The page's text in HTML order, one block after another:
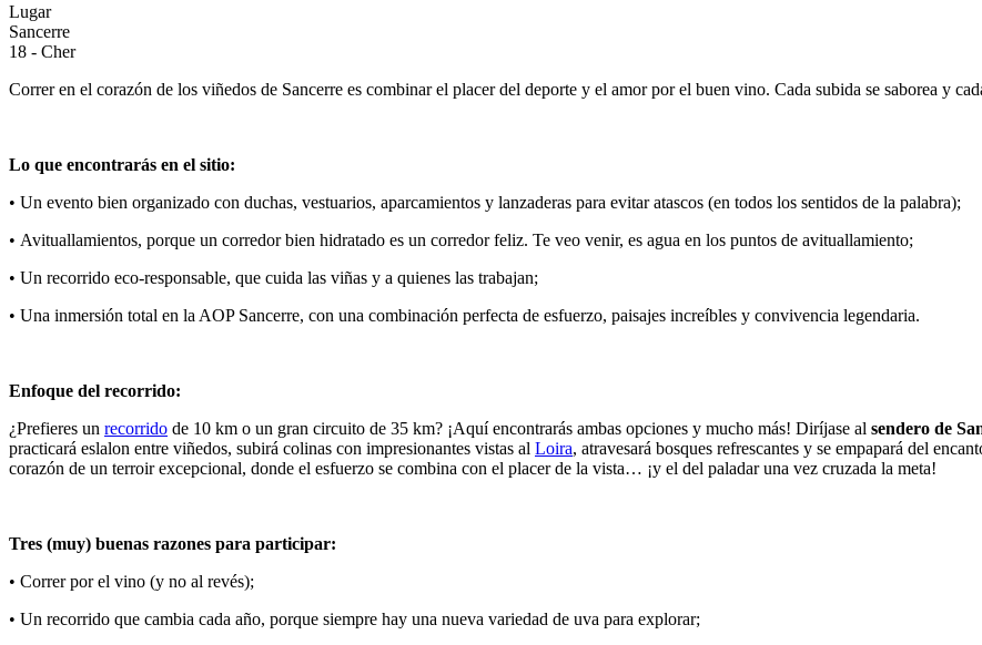
Lugar
Sancerre
18 - Cher
Correr en el corazón de los viñedos de Sancerre es combinar el placer del deporte y el amor por el buen vino. Cada subida se saborea y
Lo que encontrarás en el sitio:
• Un evento bien organizado con duchas, vestuarios, aparcamientos y lanzaderas para evitar atascos (en todos los sentidos de la palabra);
• Avituallamientos, porque un corredor bien hidratado es un corredor feliz. Te veo venir, es agua en los puntos de avituallamiento;
• Un recorrido eco-responsable, que cuida las viñas y a quienes las trabajan;
• Una inmersión total en la AOP Sancerre, con una combinación perfecta de esfuerzo, paisajes increíbles y convivencia legendaria.
Enfoque del recorrido:
¿Prefieres un recorrido de 10 km o un gran circuito de 35 km? ¡Aquí encontrarás ambas opciones y mucho más! Diríjase al sendero de
practicará eslalon entre viñedos, subirá colinas con impresionantes vistas al Loira, atravesará bosques refrescantes y se empapará del
corazón de un terroir excepcional, donde el esfuerzo se combina con el placer de la vista… ¡y el del paladar una vez cruzada la meta!
Tres (muy) buenas razones para participar:
• Correr por el vino (y no al revés);
• Un recorrido que cambia cada año, porque siempre hay una nueva variedad de uva para explorar;